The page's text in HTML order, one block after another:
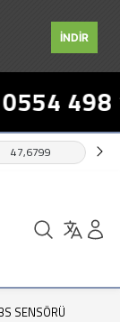
İNDİR
498 19
47,6799
SENSÖRÜ